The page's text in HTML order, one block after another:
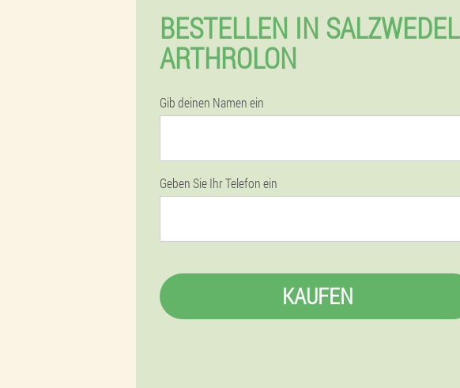
BESTELLEN IN SALZWEDEL
ARTHROLON
Gib deinen Namen ein
Geben Sie Ihr Telefon ein
KAUFEN